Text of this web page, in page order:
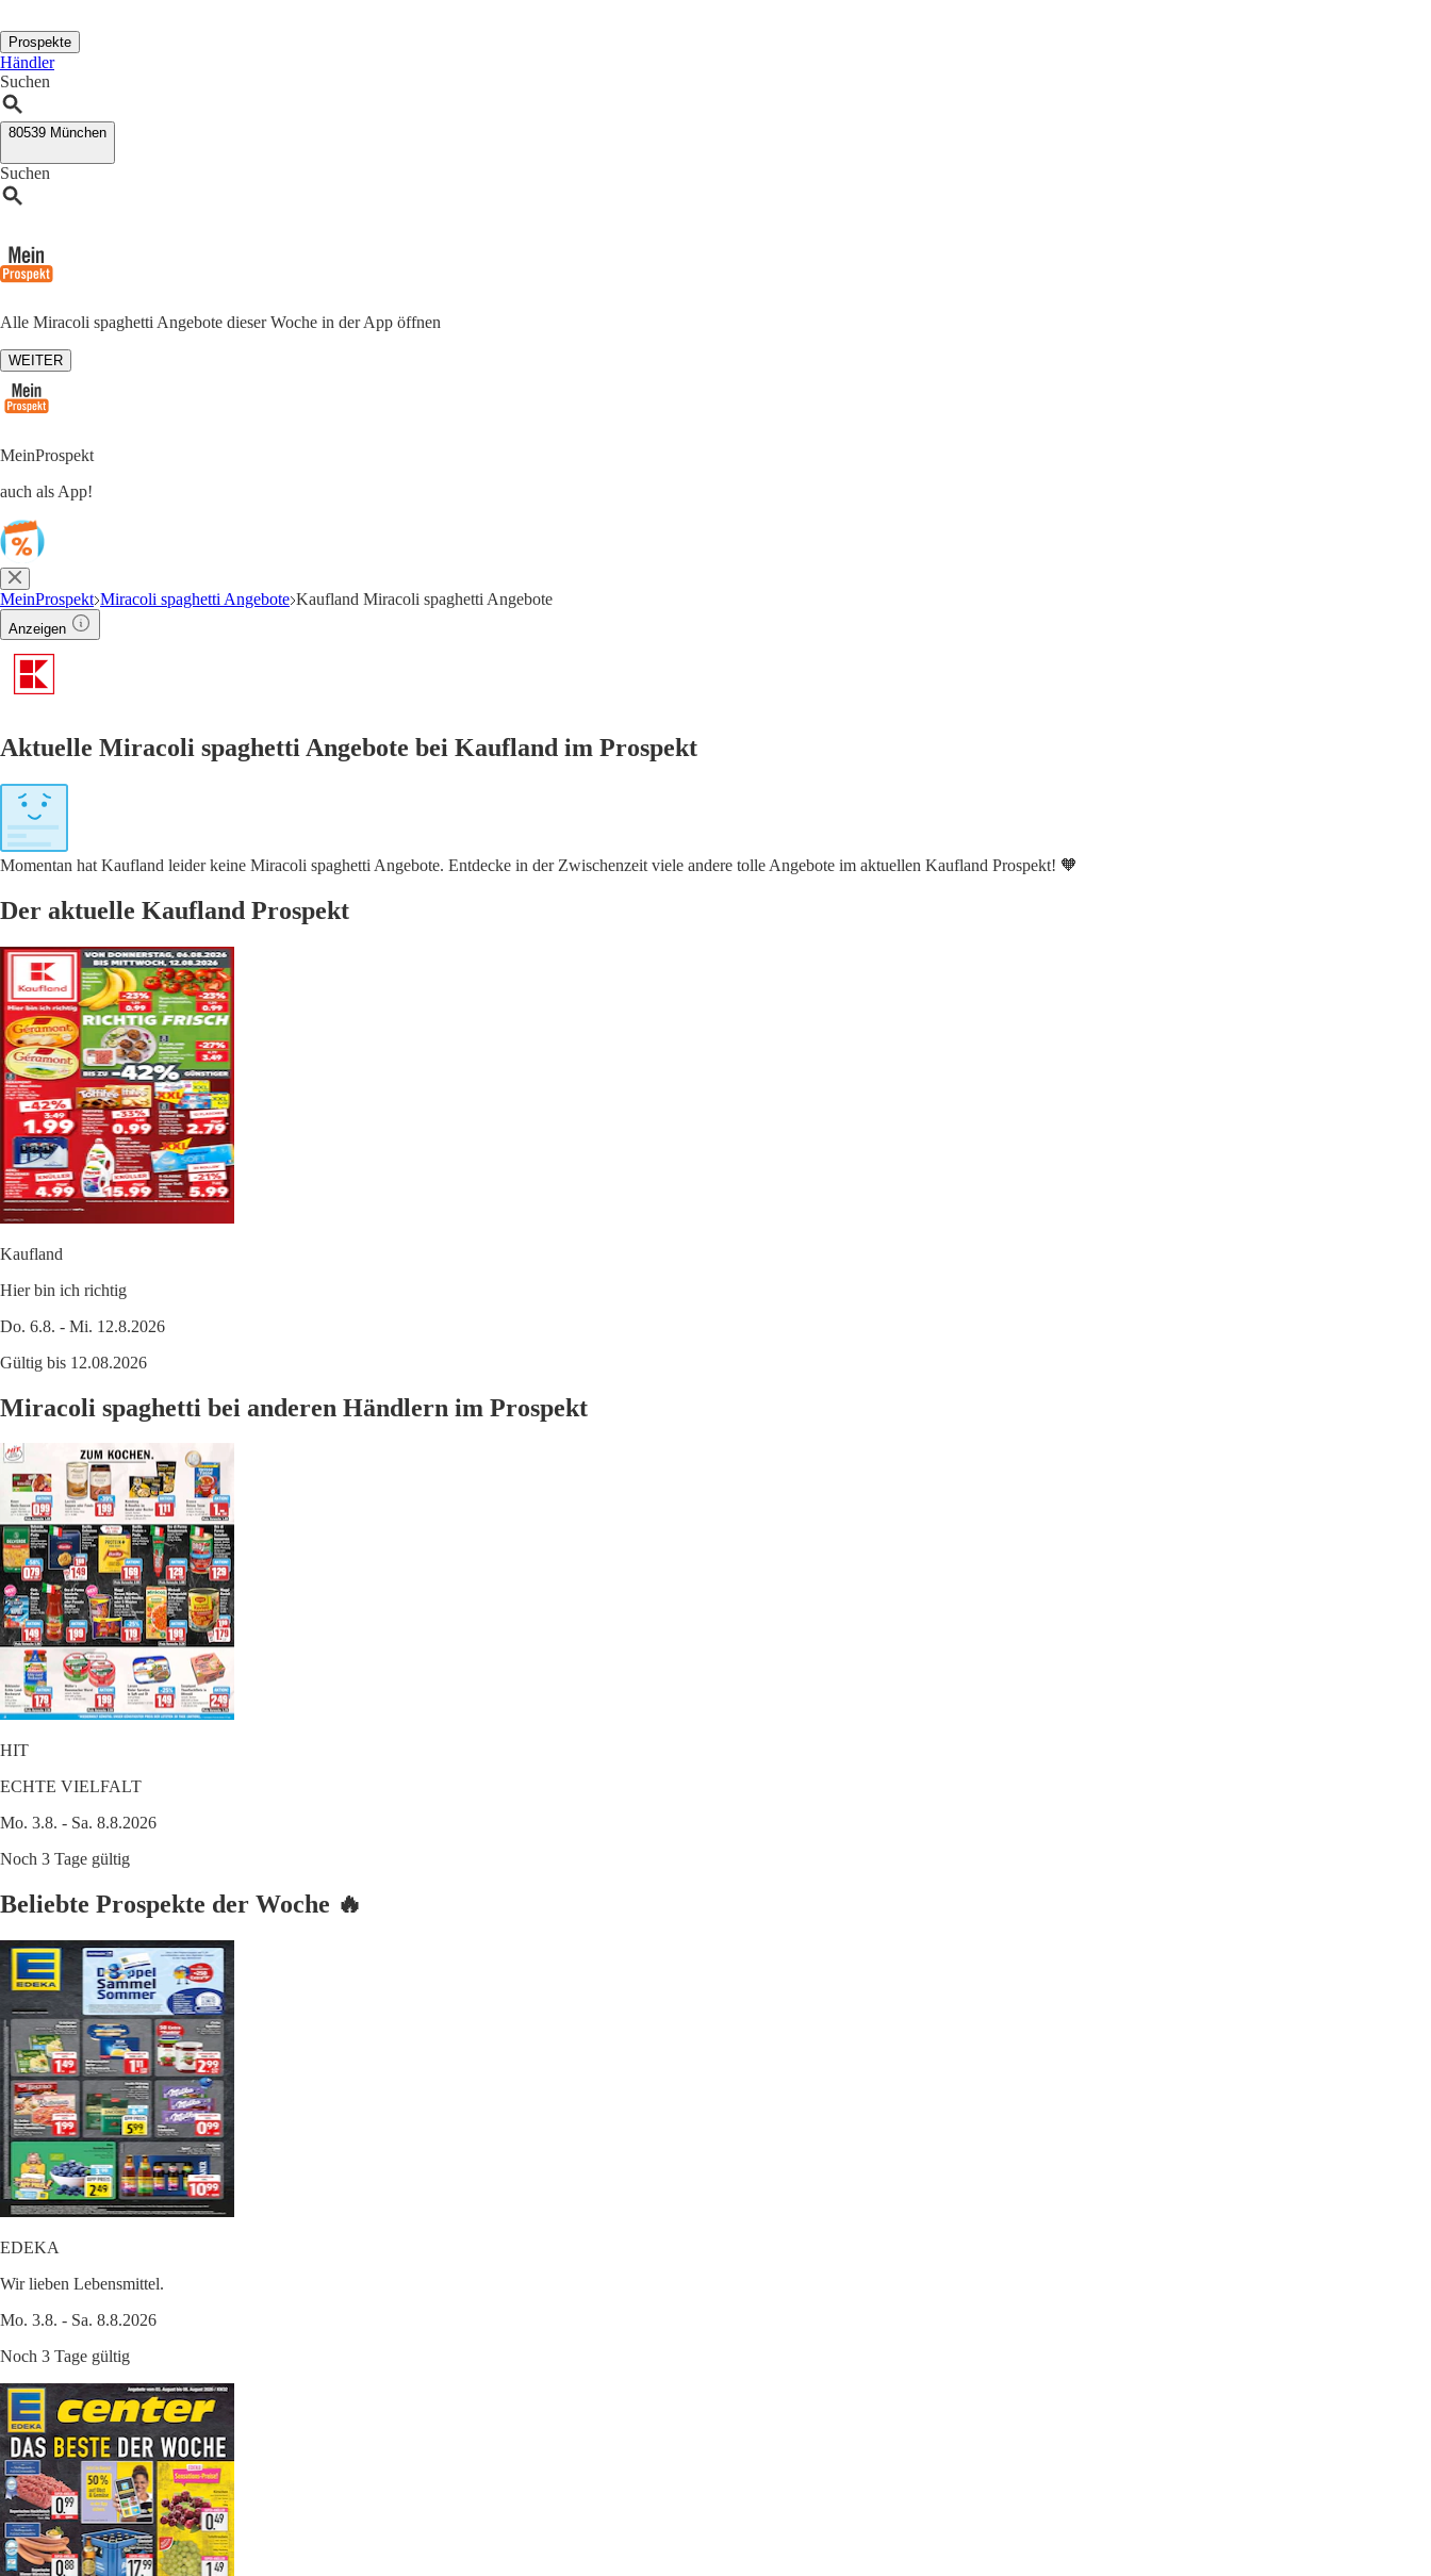
Prospekte
Händler
Suchen
80539 München
Suchen
Alle Miracoli spaghetti Angebote dieser Woche in der App öffnen
WEITER
MeinProspekt
auch als App!
MeinProspekt Miracoli spaghetti Angebote Kaufland Miracoli spaghetti Angebote
Anzeigen
Aktuelle Miracoli spaghetti Angebote bei Kaufland im Prospekt
Momentan hat Kaufland leider keine Miracoli spaghetti Angebote. Entdecke in der Zwischenzeit viele andere tolle Angebote im aktuellen Kaufland Prospekt! 🧡
Der aktuelle Kaufland Prospekt
Kaufland
Hier bin ich richtig
Do. 6.8. - Mi. 12.8.2026
Gültig bis 12.08.2026
Miracoli spaghetti bei anderen Händlern im Prospekt
HIT
ECHTE VIELFALT
Mo. 3.8. - Sa. 8.8.2026
Noch 3 Tage gültig
Beliebte Prospekte der Woche 🔥
EDEKA
Wir lieben Lebensmittel.
Mo. 3.8. - Sa. 8.8.2026
Noch 3 Tage gültig